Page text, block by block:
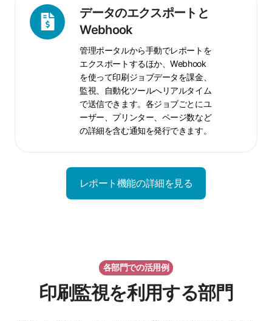
レ
ポ
ー
データのエクスポートと
Webhook
管理ポータルから手動でレポートを
エクスポートするほか、Webhook
を使って印刷ジョブデータを課金、
監視、自動化ツールへリアルタイム
で送信できます。各ジョブごとにユ
ーザー、プリンター、ページ数など
の詳細を含む通知を発行できます。
デ
ー
タ
Webhook
レポート機能の詳細を見る
各部門での活用例
印刷監視を利用する部門